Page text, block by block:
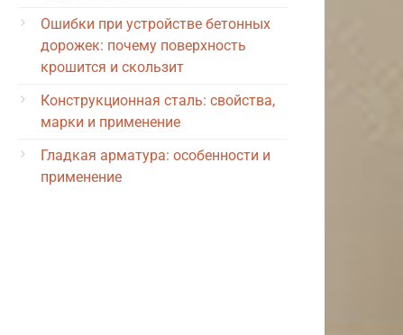
Ошибки при устройстве бетонных
дорожек: почему поверхность
крошится и скользит
Конструкционная сталь: свойства,
марки и применение
Гладкая арматура: особенности и
применение